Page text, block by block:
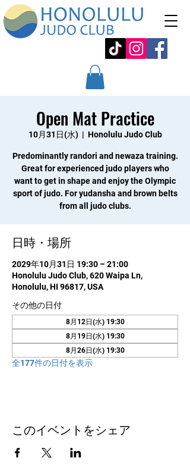
Open Mat Practice
10月31日(水)
  |
Honolulu Judo Club
Predominantly randori and newaza training.
Great for experienced judo players who
want to get in shape and enjoy the Olympic
sport of judo. For yudansha and brown belts
from all judo clubs.
日時・場所
2029年10月31日 19:30 – 21:00
Honolulu Judo Club, 620 Waipa Ln,
Honolulu, HI 96817, USA
その他の日付
8月12日(水) 19:30
8月19日(水) 19:30
8月26日(水) 19:30
全177件の日付を表示
このイベントをシェア